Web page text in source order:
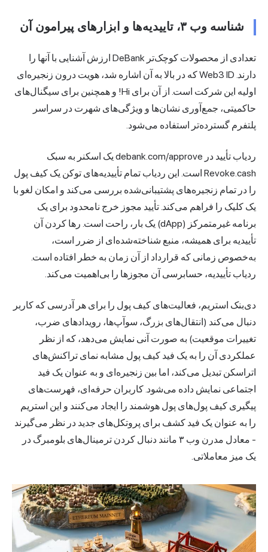
شناسه وب ۳، تاییدیه‌ها و ابزارهای پیرامون آن
تعدادی از محصولات کوچک‌تر DeBank ارزش آشنایی با آنها را
دارند. Web3 ID که در بالا به آن اشاره شد، هویت درون زنجیره‌ای
اولیه این شرکت است. از آن برای Hi! و همچنین برای سیگنال‌های
حاکمیتی، جمع‌آوری نشان‌ها و ویژگی‌های شهرت در سراسر
پلتفرم گسترده‌تر استفاده می‌شود.
ردیاب تأیید در debank.com/approve یک اسکنر به سبک
Revoke.cash است. این ردیاب تمام تأییدیه‌های توکن یک کیف پول
را در تمام زنجیره‌های پشتیبانی‌شده بررسی می‌کند و امکان لغو با
یک کلیک را فراهم می‌کند. تأیید مجوز خرج نامحدود برای یک
برنامه غیرمتمرکز (dApp) یک بار، راحت است. رها کردن آن
تأییدیه برای همیشه، منبع شناخته‌شده‌ای از ضرر است،
به‌خصوص زمانی که قرارداد از آن زمان به خطر افتاده است.
ردیاب تأییدیه، حسابرسی آن مجوزها را بی‌اهمیت می‌کند.
دی‌بنک استریم، فعالیت‌های کیف پول را برای هر آدرسی که کاربر
دنبال می‌کند (انتقال‌های بزرگ، سوآپ‌ها، رویدادهای ضرب،
تغییرات موقعیت) به صورت آنی نمایش می‌دهد، که از نظر
عملکردی آن را به یک فید کیف پول مشابه نمای تراکنش‌های
اتراسکن تبدیل می‌کند، اما بین زنجیره‌ای و به عنوان یک فید
اجتماعی نمایش داده می‌شود. کاربران حرفه‌ای، فهرست‌های
پیگیری کیف پول‌های پول هوشمند را ایجاد می‌کنند و این استریم
را به عنوان یک فید کشف برای پروتکل‌های جدید در نظر می‌گیرند
- معادل مدرن وب ۳ مانند دنبال کردن ترمینال‌های بلومبرگ در
یک میز معاملاتی.